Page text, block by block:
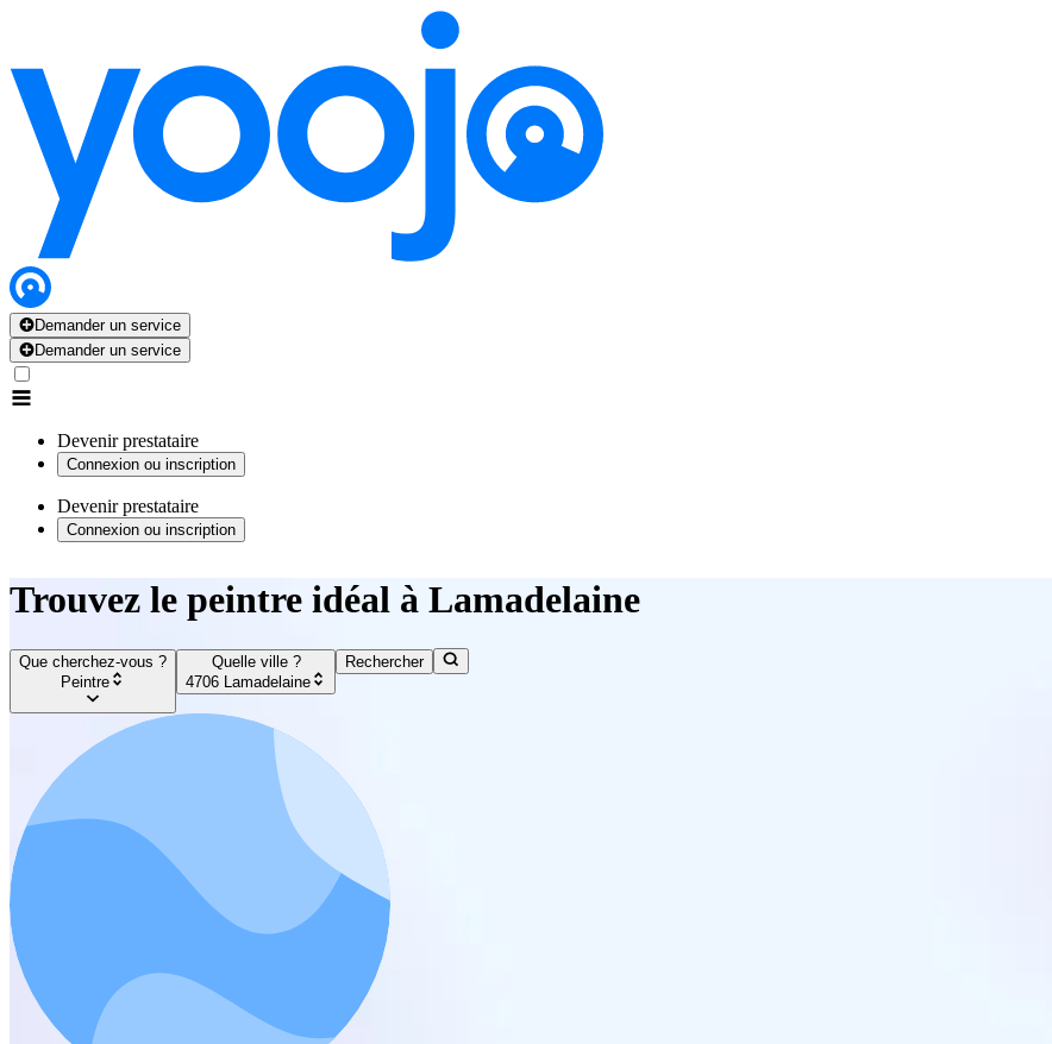
Demander un service
Demander un service
Devenir prestataire
Connexion ou inscription
Devenir prestataire
Connexion ou inscription
Trouvez le peintre idéal à Lamadelaine
Que cherchez-vous ?
Peintre
Quelle ville ?
4706 Lamadelaine
Rechercher